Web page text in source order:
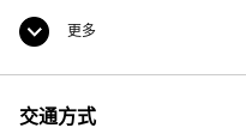
更多
便利店
交通方式